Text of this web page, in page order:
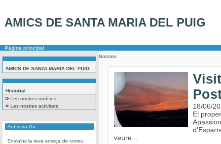
AMICS DE SANTA MARIA DEL PUIG
Pàgina principal
AMICS DE SANTA MARIA DEL PUIG
Historial
Les nostres notícies
Les nostres activitats
Subscriu-t'hi
Envia'ns la teva adreça de correu
Noticies
18/06/
El
veure...